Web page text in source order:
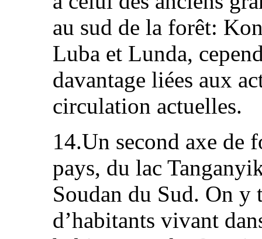
au sud de la forêt:
Luba et Lunda,
davantage liées aux
circulation actuelles.
14.Un second axe de
pays, du lac
Soudan du Sud. On
d’habitants vivant